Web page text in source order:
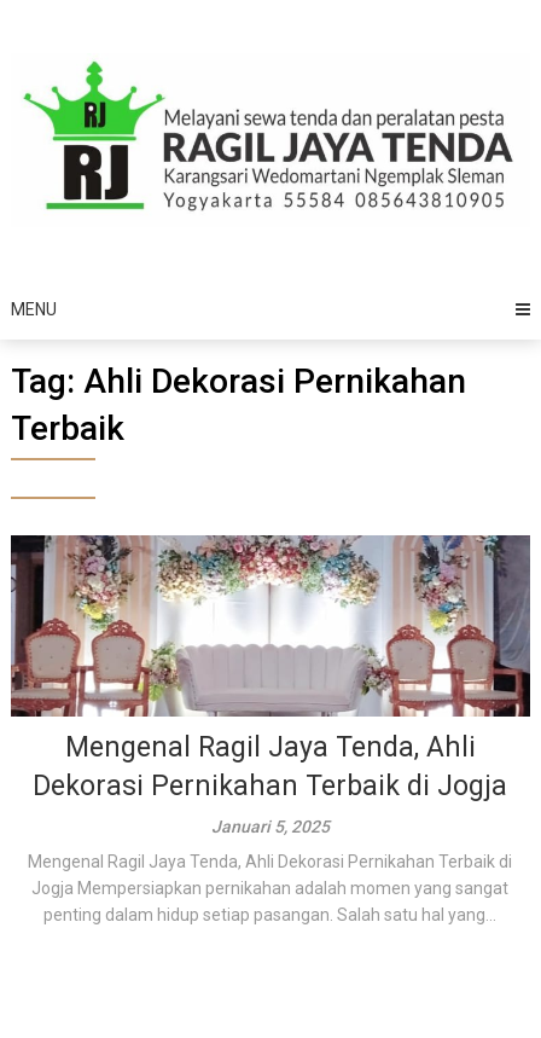
MENU
Tag: Ahli Dekorasi Pernikahan
Terbaik
Mengenal Ragil Jaya Tenda, Ahli
Dekorasi Pernikahan Terbaik di Jogja
Januari 5, 2025
Mengenal Ragil Jaya Tenda, Ahli Dekorasi Pernikahan Terbaik di
Jogja Mempersiapkan pernikahan adalah momen yang sangat
penting dalam hidup setiap pasangan. Salah satu hal yang...